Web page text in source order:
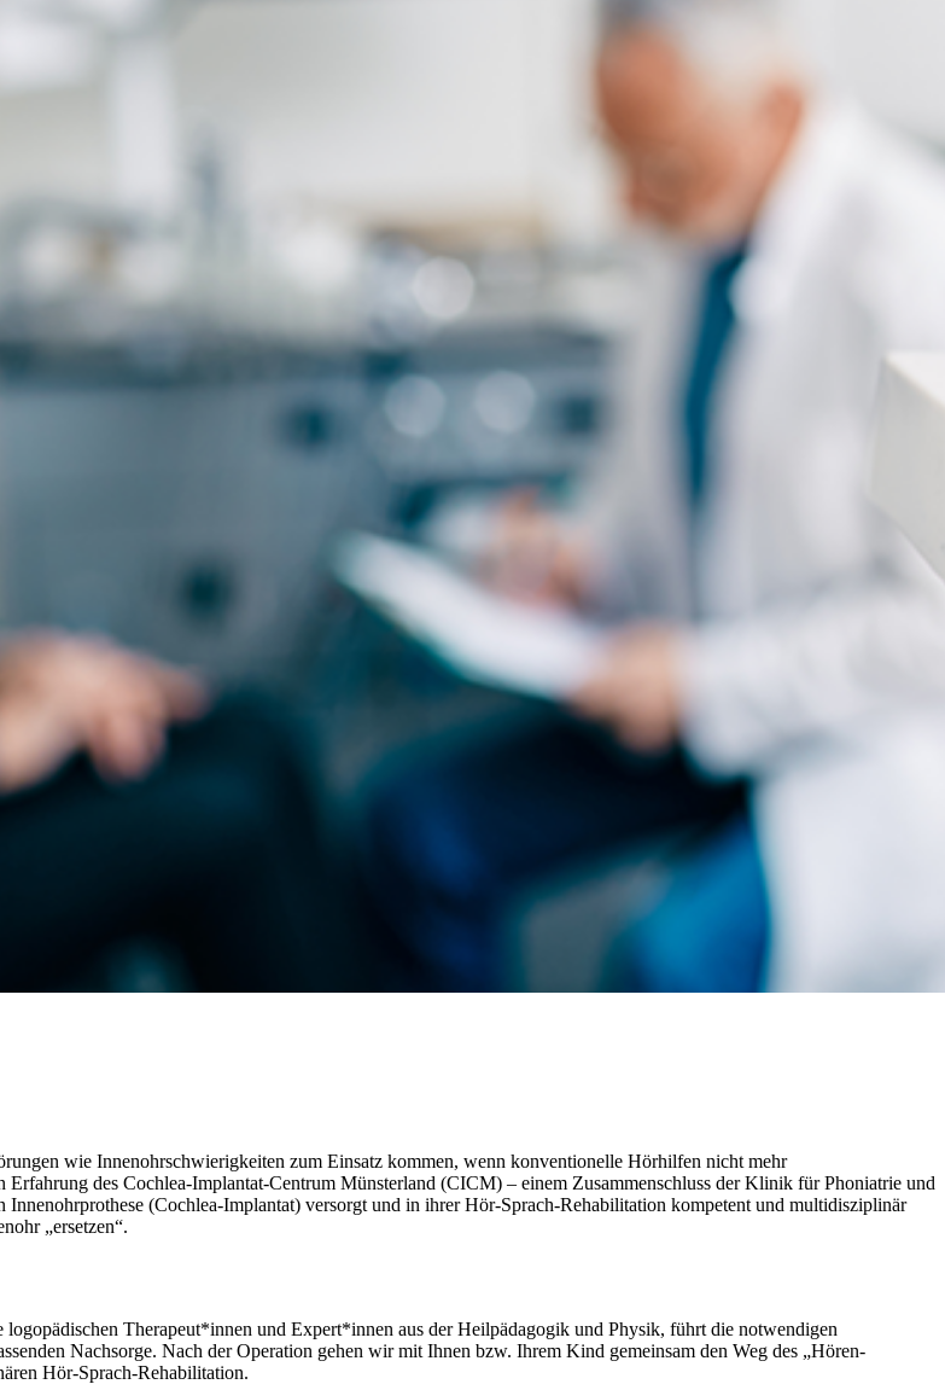
wie Innenohrschwierigkeiten zum Einsatz kommen, wenn konventionelle Hörhilfen nicht mehr
des Cochlea-Implantat-Centrum Münsterland (CICM) – einem Zusammenschluss der Klinik für Phoniatrie und
(Cochlea-Implantat) versorgt und in ihrer Hör-Sprach-Rehabilitation kompetent und multidisziplinär
„ersetzen“.
Therapeut*innen und Expert*innen aus der Heilpädagogik und Physik, führt die notwendigen
Nachsorge. Nach der Operation gehen wir mit Ihnen bzw. Ihrem Kind gemeinsam den Weg des „Hören-
Hör-Sprach-Rehabilitation.